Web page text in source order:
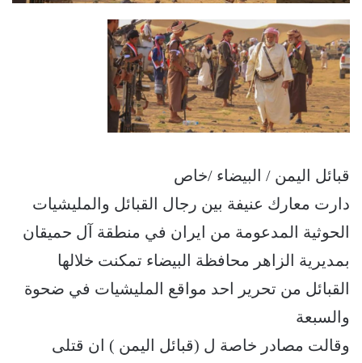
قبائل اليمن / البيضاء /خاص
دارت معارك عنيفة بين رجال القبائل والمليشيات
الحوثية المدعومة من ايران في منطقة آل حميقان
بمديرية الزاهر محافظة البيضاء تمكنت خلالها
القبائل من تحرير احد مواقع المليشيات في ضحوة
والسبعة
وقالت مصادر خاصة ل (قبائل اليمن ) ان قتلى